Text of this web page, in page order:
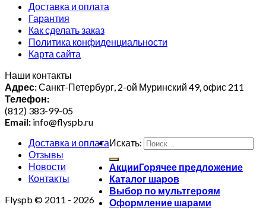
Доставка и оплата
Гарантия
Как сделать заказ
Политика конфиденциальности
Карта сайта
Наши контакты
Адрес:Санкт-Петербург, 2-ой Муринский 49, офис 211
Телефон:
(812) 383-99-05
Email: info@flyspb.ru
Доставка и оплата
Отзывы
Новости
Контакты
Flyspb © 2011 - 2026
Искать:
Акции
Каталог шаров
Выбор по мультгероям
Оформление шарами